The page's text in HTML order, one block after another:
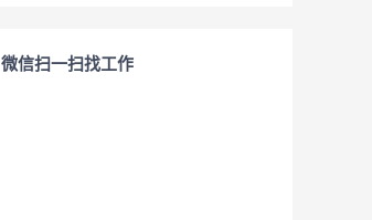
微信扫一扫找工作